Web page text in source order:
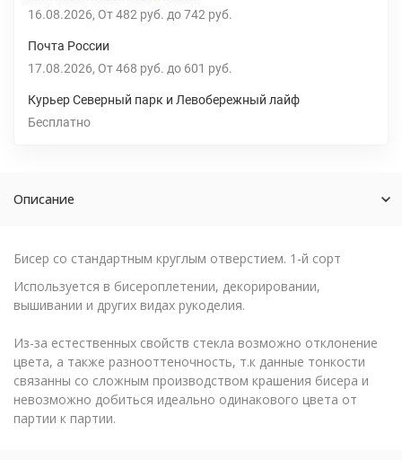
16.08.2026 От 482 руб. до 742 руб.
Почта России
17.08.2026 От 468 руб. до 601 руб.
Курьер Северный парк и Левобережный лайф
Бесплатно
Описание
Бисер со стандартным круглым отверстием. 1-й сорт
Используется в бисероплетении, декорировании,
вышивании и других видах рукоделия.
Из-за естественных свойств стекла возможно отклонение
цвета, а также разнооттеночность, т.к данные тонкости
связанны со сложным производством крашения бисера и
невозможно добиться идеально одинакового цвета от
партии к партии.